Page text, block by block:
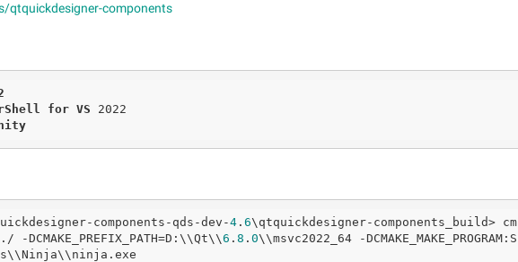
components
for VS 2022
components-qds-dev-4 . 6\qtquickdesigner-components_build> cm
-DCMAKE_PREFIX_PATH=D:\\Qt\\6 . 8 . 0\\msvc2022_64 -DCMAKE_MAKE_PROGRAM:S